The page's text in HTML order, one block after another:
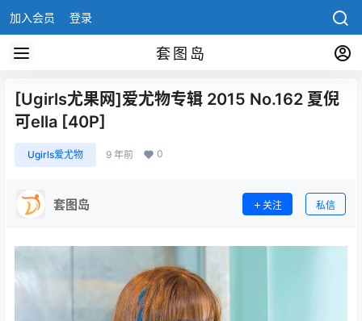
加入会员 登录
套图岛
[Ugirls尤果网]爱尤物专辑 2015 No.162 夏倪
可ella [40P]
Ugirls爱尤物 9 年前 0
套图岛 关注 私信